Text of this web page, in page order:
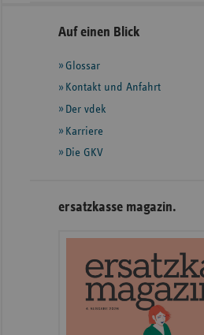
Seitennavigation
Seitenleiste
weiteren
Informationen
Auf einen Blick
Glossar
Kontakt und Anfahrt
Der vdek
Karriere
Die GKV
ersatzkasse magazin.